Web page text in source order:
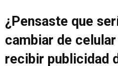
¿Pensaste que
cambiar de
recibir publicidad